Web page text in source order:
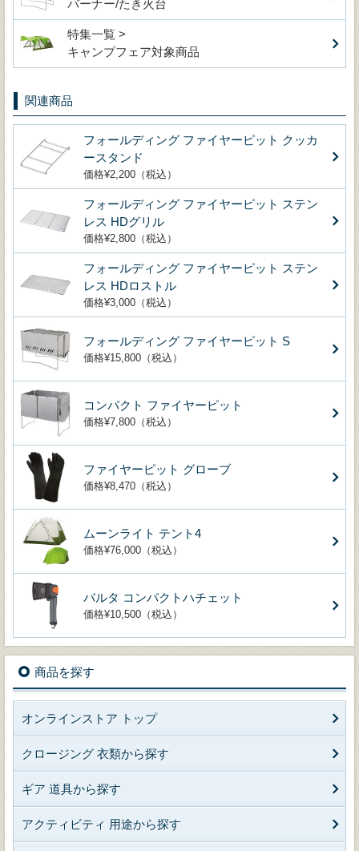
バーナー/たき火台
特集一覧 >
キャンプフェア対象商品
関連商品
フォールディング ファイヤーピット クッカ
ースタンド
価格¥2,200（税込）
フォールディング ファイヤーピット ステン
レス HDグリル
価格¥2,800（税込）
フォールディング ファイヤーピット ステン
レス HDロストル
価格¥3,000（税込）
フォールディング ファイヤーピット S
価格¥15,800（税込）
コンパクト ファイヤーピット
価格¥7,800（税込）
ファイヤーピット グローブ
価格¥8,470（税込）
ムーンライト テント4
価格¥76,000（税込）
バルタ コンパクトハチェット
価格¥10,500（税込）
商品を探す
オンラインストア トップ
クロージング 衣類から探す
ギア 道具から探す
アクティビティ 用途から探す